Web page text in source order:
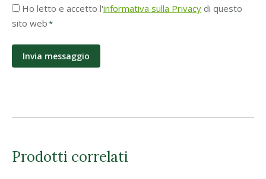
Accettazione
Privacy
Ho letto e accetto l'informativa sulla Privacy di questo
sito web*
Prodotti correlati